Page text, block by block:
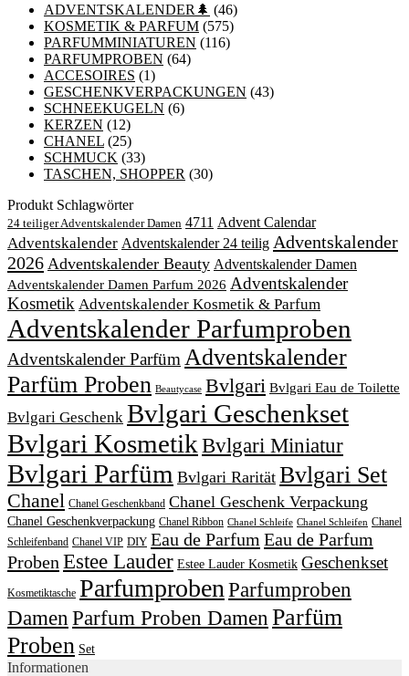
ADVENTSKALENDER🌲 (46)
KOSMETIK & PARFUM (575)
PARFUMMINIATUREN (116)
PARFUMPROBEN (64)
ACCESOIRES (1)
GESCHENKVERPACKUNGEN (43)
SCHNEEKUGELN (6)
KERZEN (12)
CHANEL (25)
SCHMUCK (33)
TASCHEN, SHOPPER (30)
Produkt Schlagwörter
24 teiliger Adventskalender Damen 4711 Advent Calendar
Adventskalender Adventskalender 24 teilig Adventskalender
2026 Adventskalender Beauty Adventskalender Damen
Adventskalender Damen Parfum 2026 Adventskalender
Kosmetik Adventskalender Kosmetik & Parfum
Adventskalender Parfumproben
Adventskalender Parfüm Adventskalender
Parfüm Proben Beautycase Bvlgari Bvlgari Eau de Toilette
Bvlgari Geschenk Bvlgari Geschenkset
Bvlgari KosmetikBvlgari Miniatur
Bvlgari Parfüm Bvlgari Rarität Bvlgari Set
Chanel Chanel Geschenkband Chanel Geschenk Verpackung
Chanel Geschenkverpackung Chanel Ribbon Chanel Schleife Chanel Schleifen Chanel
Schleifenband Chanel VIP DIY Eau de Parfum Eau de Parfum
Proben Estee Lauder Estee Lauder Kosmetik Geschenkset
Kosmetiktasche Parfumproben Parfumproben
Damen Parfum Proben Damen Parfüm
Proben Set
Informationen